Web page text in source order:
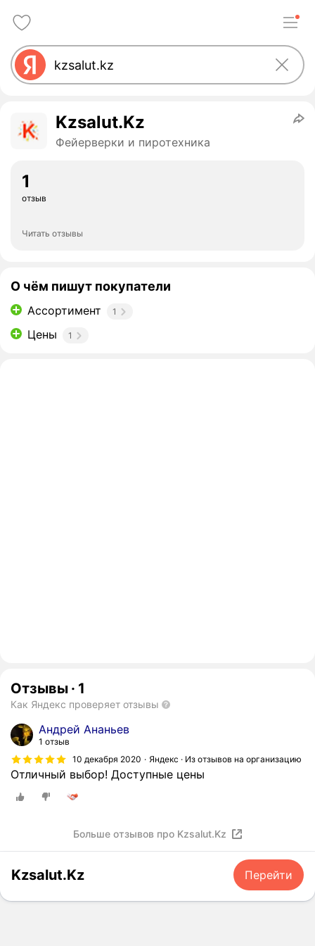
Kzsalut.Kz
Фейерверки и пиротехника
1
отзыв
Читать отзывы
О чём пишут покупатели
Ассортимент 1
Цены 1
Отзывы · 1
Как Яндекс проверяет отзывы
Андрей Ананьев
1 отзыв
10 декабря 2020
Яндекс · Из отзывов на организацию
Отличный выбор! Доступные цены
Больше отзывов про Kzsalut.Kz
Kzsalut.Kz Перейти